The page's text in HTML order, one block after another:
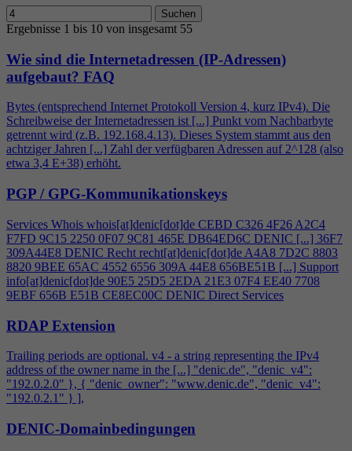
Suchen
Ergebnisse 1 bis 10 von insgesamt 55
Wie sind die Internetadressen (IP-Adressen)
aufgebaut? FAQ
Bytes (entsprechend Internet Protokoll Version 4, kurz IPv4). Die
Schreibweise der Internetadressen ist [...] Punkt vom Nachbarbyte
getrennt wird (z.B. 192.168.4.13). Dieses System stammt aus den
achtziger Jahren [...] Zahl der verfügbaren Adressen auf 2^128 (also
etwa 3,4 E+38) erhöht.
PGP / GPG-Kommunikationskeys
Services Whois whois[at]denic[dot]de CEBD C326 4F26 A2C4
F7FD 9C15 2250 0F07 9C81 465E DB64ED6C DENIC [...] 36F7
309A44E8 DENIC Recht recht[at]denic[dot]de A4A8 7D2C 8803
8820 9BEE 65AC 4552 6556 309A 44E8 656BE51B [...] Support
info[at]denic[dot]de 90E5 25D5 2EDA 21E3 07F4 EE40 7708
9EBF 656B E51B CE8EC00C DENIC Direct Services
RDAP Extension
Trailing periods are optional. v4 - a string representing the IPv4
address of the owner name in the [...] "denic.de", "denic_v4":
"192.0.2.0" }, { "denic_owner": "www.denic.de", "denic_v4":
"192.0.2.1" } ],
DENIC-Domainbedingungen